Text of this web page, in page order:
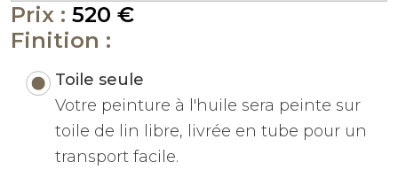
Prix : 520 €
Finition :
Toile seule
Votre peinture à l'huile sera peinte sur
toile de lin libre, livrée en tube pour un
transport facile.